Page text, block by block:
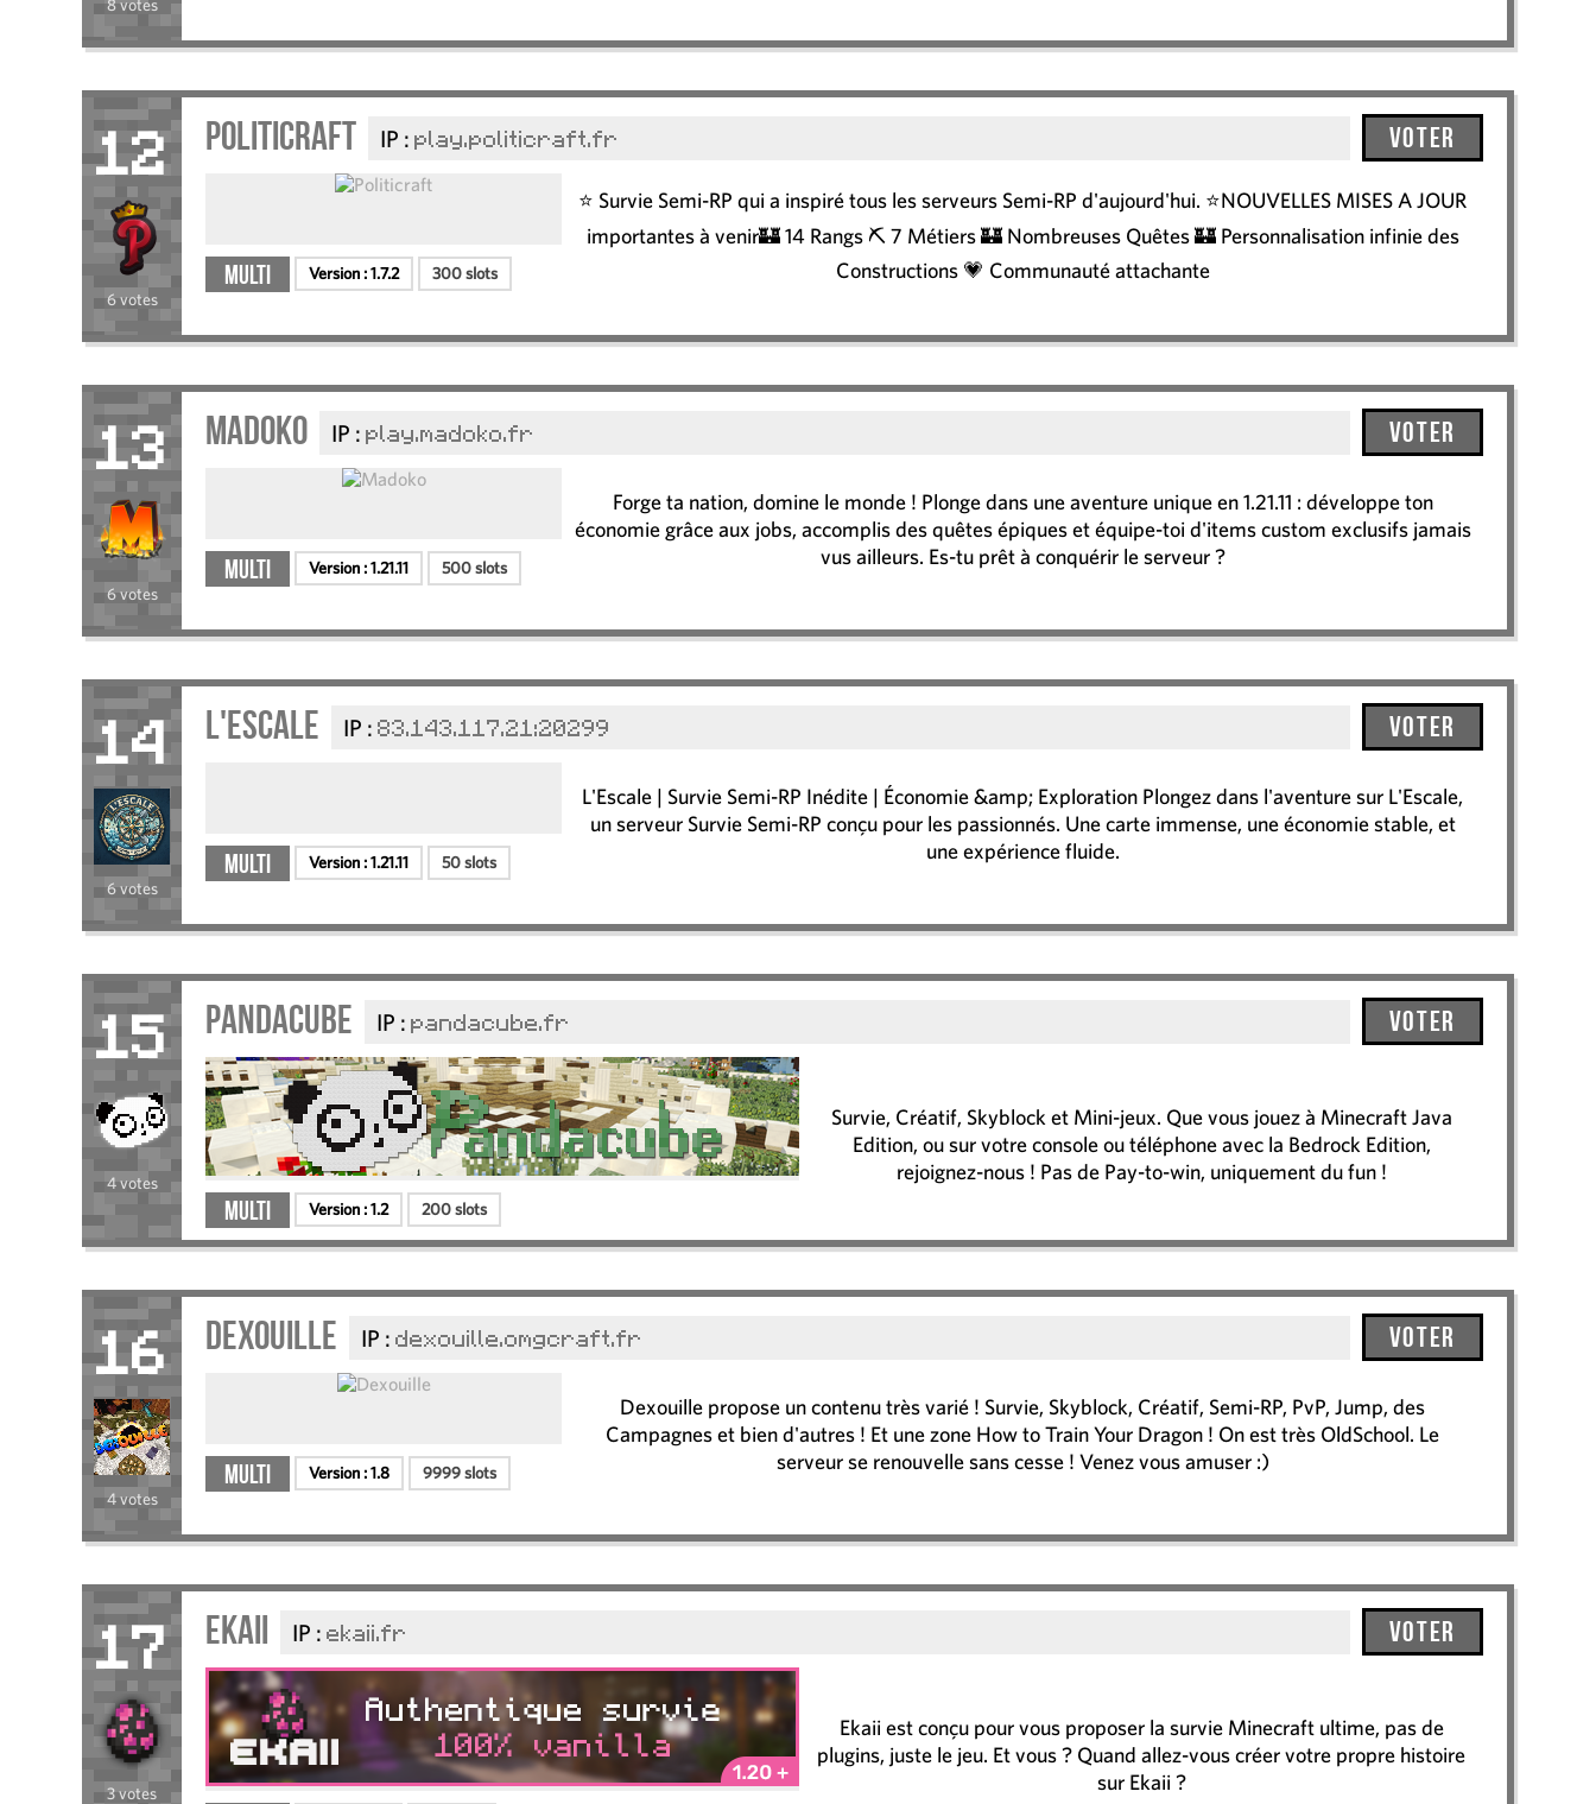
8 votes
12
6 votes
Politicraft IP : play.politicraft.fr Voter
Multi Version :1.7.2 300 slots
⭐ Survie Semi-RP qui a inspiré tous les serveurs Semi-RP d'aujourd'hui. ⭐NOUVELLES MISES A JOUR
importantes à venir🏰 14 Rangs ⛏️ 7 Métiers 🏰 Nombreuses Quêtes 🏰 Personnalisation infinie des
Constructions 💗 Communauté attachante
13
6 votes
Madoko IP : play.madoko.fr Voter
Multi Version :1.21.11 500 slots
Forge ta nation, domine le monde ! Plonge dans une aventure unique en 1.21.11 : développe ton
économie grâce aux jobs, accomplis des quêtes épiques et équipe-toi d'items custom exclusifs jamais
vus ailleurs. Es-tu prêt à conquérir le serveur ?
14
6 votes
L'Escale IP : 83.143.117.21:20299 Voter
Multi Version :1.21.11 50 slots
L'Escale | Survie Semi-RP Inédite | Économie &amp; Exploration Plongez dans l'aventure sur L'Escale,
un serveur Survie Semi-RP conçu pour les passionnés. Une carte immense, une économie stable, et
une expérience fluide.
15
4 votes
Pandacube IP : pandacube.fr Voter
Multi Version :1.2 200 slots
Survie, Créatif, Skyblock et Mini-jeux. Que vous jouez à Minecraft Java
Edition, ou sur votre console ou téléphone avec la Bedrock Edition,
rejoignez-nous ! Pas de Pay-to-win, uniquement du fun !
16
4 votes
Dexouille IP : dexouille.omgcraft.fr Voter
Multi Version :1.8 9999 slots
Dexouille propose un contenu très varié ! Survie, Skyblock, Créatif, Semi-RP, PvP, Jump, des
Campagnes et bien d'autres ! Et une zone How to Train Your Dragon ! On est très OldSchool. Le
serveur se renouvelle sans cesse ! Venez vous amuser :)
17
3 votes
Ekaii IP : ekaii.fr Voter
Ekaii est conçu pour vous proposer la survie Minecraft ultime, pas de
plugins, juste le jeu. Et vous ? Quand allez-vous créer votre propre histoire
sur Ekaii ?